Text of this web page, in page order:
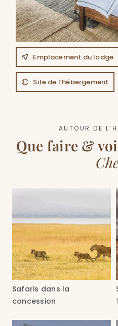
Emplacement du lodge
Site de l’hébergement
AUTOUR DE
Que faire &
Safaris dans la
concession